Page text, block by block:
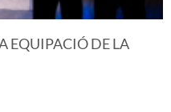
EQUIPACIÓ DE LA